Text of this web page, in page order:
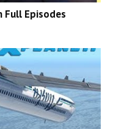
Full Episodes